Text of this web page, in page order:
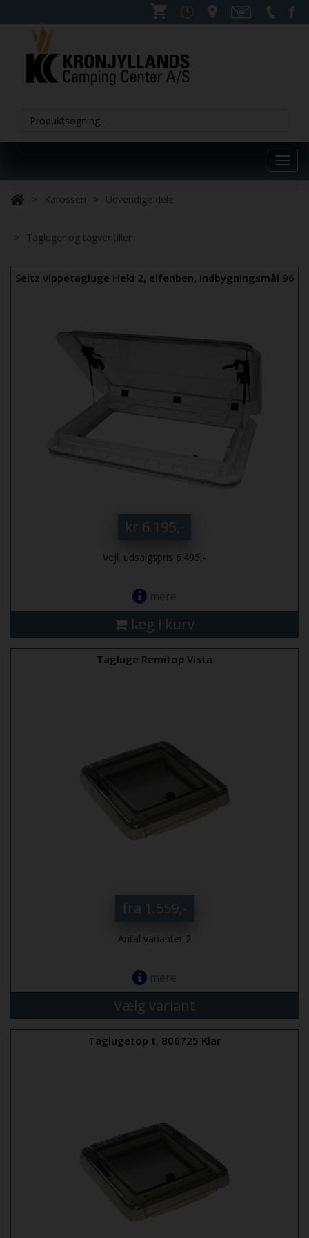
Karosseri
Udvendige dele
Tagluger og tagventiller
Seitz vippetagluge Heki 2, elfenben, indbygningsmål 96
kr 6.195,-
Vejl. udsalgspris 6.495,-
mere
læg i kurv
Tagluge Remitop Vista
fra 1.559,-
Antal varianter 2
mere
Vælg variant
Taglugetop t. 806725 Klar